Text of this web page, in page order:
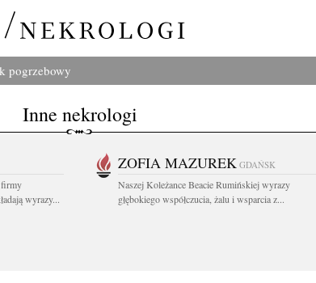
pogrzebowy
Inne nekrologi
wyrazy...
ZOFIA MAZUREK GDAŃSK
Naszej Koleżance Beacie Rumińskiej wyrazy
głębokiego współczucia, żalu i wsparcia z...